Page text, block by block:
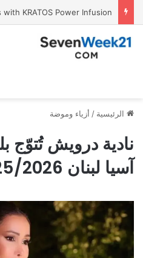
الرئيسية / أزياء وموضة
نادية درويش تُتوّج
آسيا لبنان 2025/2026